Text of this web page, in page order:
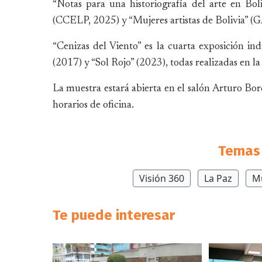
“Notas para una historiografía del arte en
(CCELP, 2025) y “Mujeres artistas de Bolivia”
“Cenizas del Viento” es la cuarta exposición
(2017) y “Sol Rojo” (2023), todas realizadas en
La muestra estará abierta en el salón Arturo
horarios de oficina.
Visión 360 La Paz
Te puede interesar